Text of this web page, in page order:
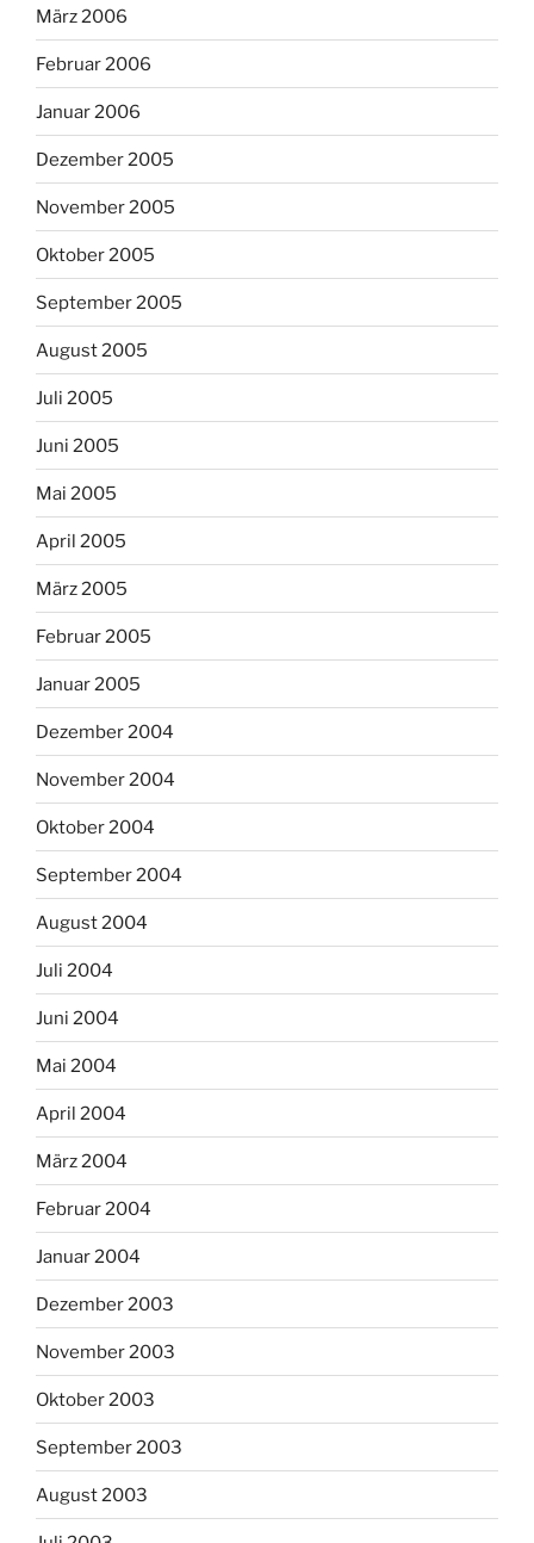
März 2006
Februar 2006
Januar 2006
Dezember 2005
November 2005
Oktober 2005
September 2005
August 2005
Juli 2005
Juni 2005
Mai 2005
April 2005
März 2005
Februar 2005
Januar 2005
Dezember 2004
November 2004
Oktober 2004
September 2004
August 2004
Juli 2004
Juni 2004
Mai 2004
April 2004
März 2004
Februar 2004
Januar 2004
Dezember 2003
November 2003
Oktober 2003
September 2003
August 2003